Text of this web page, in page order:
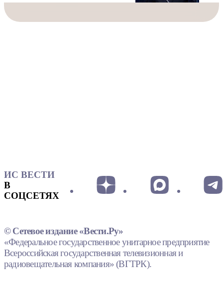
ИС ВЕСТИ
В
СОЦСЕТЯХ
© Сетевое издание «Вести.Ру»
«Федеральное государственное унитарное предприятие
Всероссийская государственная телевизионная и
радиовещательная компания» (ВГТРК).